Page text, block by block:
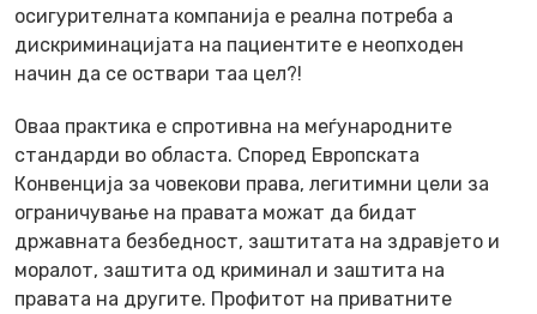
осигурителната компанија е реална потреба а
дискриминацијата на пациентите е неопходен
начин да се оствари таа цел?!
Оваа практика е спротивна на меѓународните
стандарди во областа. Според Европската
Конвенција за човекови права, легитимни цели за
ограничување на правата можат да бидат
државната безбедност, заштитата на здравјето и
моралот, заштита од криминал и заштита на
правата на другите. Профитот на приватните